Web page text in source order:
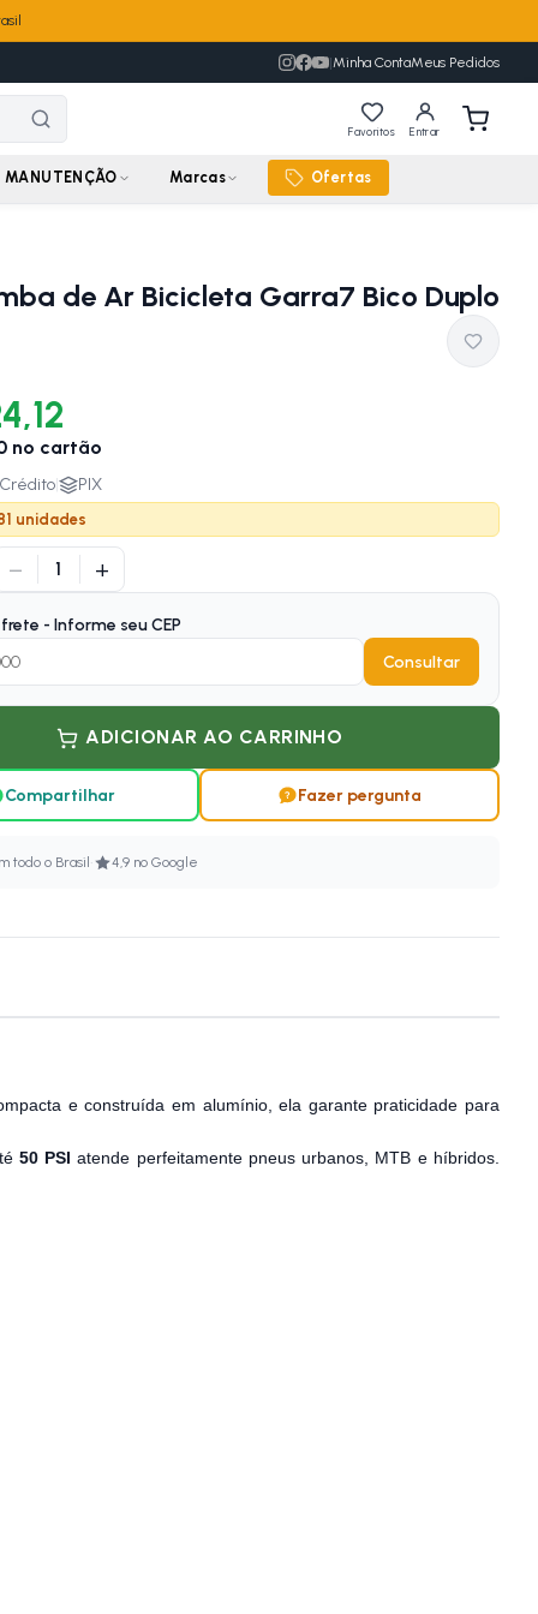
|Minha ContaMeus Pedidos
Favoritos Entrar
MANUTENÇÃO Marcas Ofertas
de Ar Bicicleta Garra7 Bico Duplo
no cartão
| PIX
unidades
− 1 +
- Informe seu CEP
Consultar
ADICIONAR AO CARRINHO
Compartilhar Fazer pergunta
todo o Brasil · 4,9 no Google
e construída em alumínio, ela garante praticidade para
50 PSI atende perfeitamente pneus urbanos, MTB e híbridos.